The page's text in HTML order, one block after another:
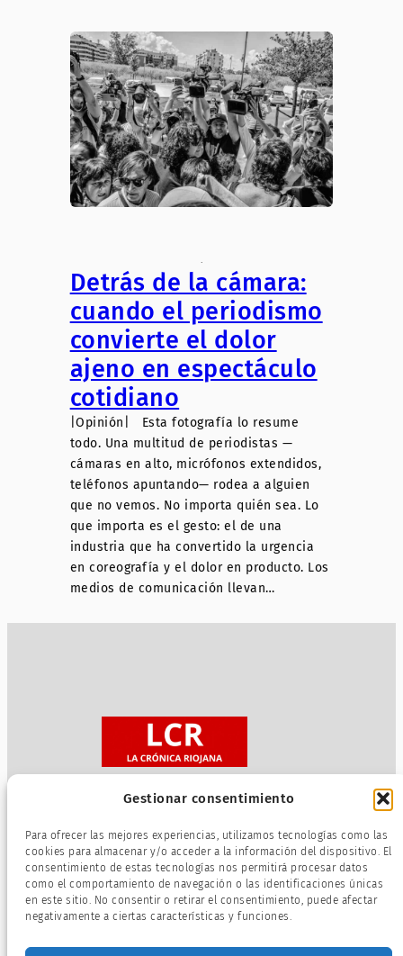
Gestionar consentimiento
Para ofrecer las mejores experiencias, utilizamos tecnologías como las
cookies para almacenar y/o acceder a la información del dispositivo. El
consentimiento de estas tecnologías nos permitirá procesar datos
como el comportamiento de navegación o las identificaciones únicas
en este sitio. No consentir o retirar el consentimiento, puede afectar
negativamente a ciertas características y funciones.
.
Detrás de la cámara:
cuando el periodismo
convierte el dolor
ajeno en espectáculo
cotidiano
|Opinión| Esta fotografía lo resume
todo. Una multitud de periodistas —
cámaras en alto, micrófonos extendidos,
teléfonos apuntando— rodea a alguien
que no vemos. No importa quién sea. Lo
que importa es el gesto: el de una
industria que ha convertido la urgencia
en coreografía y el dolor en producto. Los
medios de comunicación llevan…
Política de privacidad
Términos de servicio
Política de cookies